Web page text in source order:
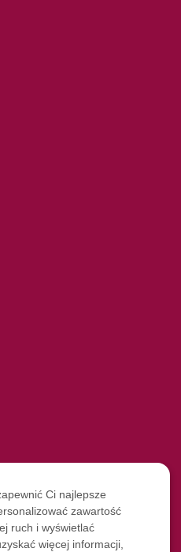
Ci najlepsze
zawartość
ruch i wyświetlać
więcej informacji,